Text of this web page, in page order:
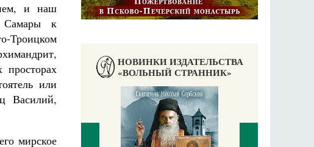
и наш
Самары к
или
Василий,
мирское
НОВИНКИ ИЗДАТЕЛЬСТВА
«ВОЛЬНЫЙ СТРАННИК»